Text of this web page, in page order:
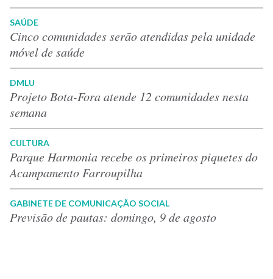
SAÚDE
Cinco comunidades serão atendidas pela unidade
móvel de saúde
DMLU
Projeto Bota-Fora atende 12 comunidades nesta
semana
CULTURA
Parque Harmonia recebe os primeiros piquetes do
Acampamento Farroupilha
GABINETE DE COMUNICAÇÃO SOCIAL
Previsão de pautas: domingo, 9 de agosto